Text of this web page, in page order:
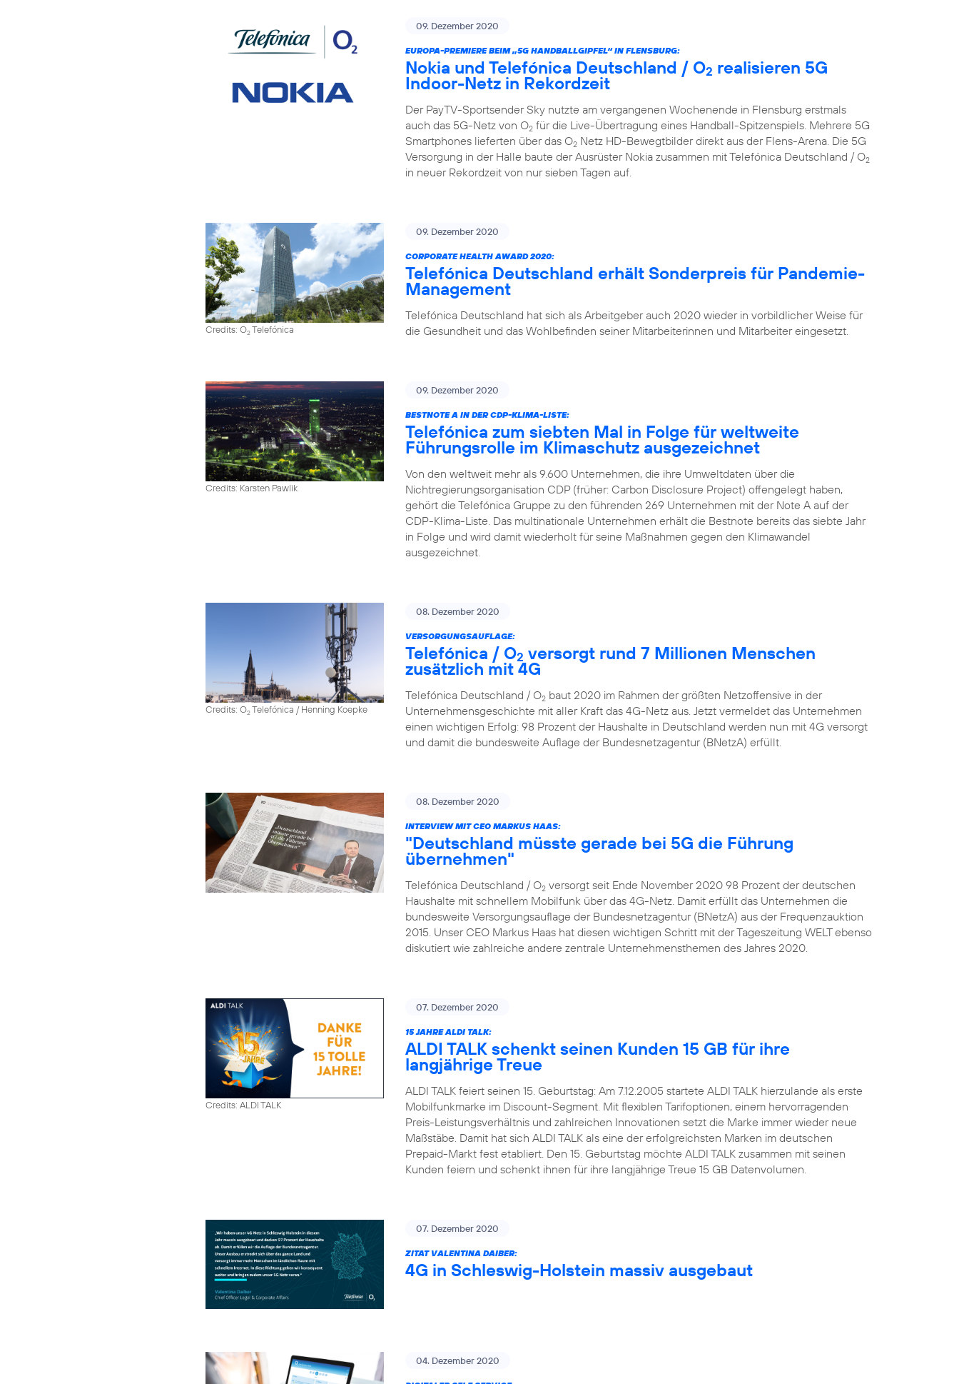
09. Dezember 2020
EUROPA-PREMIERE BEIM „5G HANDBALLGIPFEL“ IN FLENSBURG:
Nokia und Telefónica Deutschland / O2 realisieren 5G
Indoor-Netz in Rekordzeit
Der PayTV-Sportsender Sky nutzte am vergangenen Wochenende in Flensburg erstmals
auch das 5G-Netz von O2 für die Live-Übertragung eines Handball-Spitzenspiels. Mehrere 5G
Smartphones lieferten über das O2 Netz HD-Bewegtbilder direkt aus der Flens-Arena. Die 5G
Versorgung in der Halle baute der Ausrüster Nokia zusammen mit Telefónica Deutschland / O2
in neuer Rekordzeit von nur sieben Tagen auf.
Credits: O2Telefónica
09. Dezember 2020
CORPORATE HEALTH AWARD 2020:
Telefónica Deutschland erhält Sonderpreis für Pandemie-
Management
Telefónica Deutschland hat sich als Arbeitgeber auch 2020 wieder in vorbildlicher Weise für
die Gesundheit und das Wohlbefinden seiner Mitarbeiterinnen und Mitarbeiter eingesetzt.
Credits: Karsten Pawlik
09. Dezember 2020
BESTNOTE A IN DER CDP-KLIMA-LISTE:
Telefónica zum siebten Mal in Folge für weltweite
Führungsrolle im Klimaschutz ausgezeichnet
Von den weltweit mehr als 9.600 Unternehmen, die ihre Umweltdaten über die
Nichtregierungsorganisation CDP (früher: Carbon Disclosure Project) offengelegt haben,
gehört die Telefónica Gruppe zu den führenden 269 Unternehmen mit der Note A auf der
CDP-Klima-Liste. Das multinationale Unternehmen erhält die Bestnote bereits das siebte Jahr
in Folge und wird damit wiederholt für seine Maßnahmen gegen den Klimawandel
ausgezeichnet.
Credits: O2Telefónica / Henning Koepke
08. Dezember 2020
VERSORGUNGSAUFLAGE:
Telefónica / O2 versorgt rund 7 Millionen Menschen
zusätzlich mit 4G
Telefónica Deutschland / O2 baut 2020 im Rahmen der größten Netzoffensive in der
Unternehmensgeschichte mit aller Kraft das 4G-Netz aus. Jetzt vermeldet das Unternehmen
einen wichtigen Erfolg: 98 Prozent der Haushalte in Deutschland werden nun mit 4G versorgt
und damit die bundesweite Auflage der Bundesnetzagentur (BNetzA) erfüllt.
08. Dezember 2020
INTERVIEW MIT CEO MARKUS HAAS:
"Deutschland müsste gerade bei 5G die Führung
übernehmen"
Telefónica Deutschland / O2 versorgt seit Ende November 2020 98 Prozent der deutschen
Haushalte mit schnellem Mobilfunk über das 4G-Netz. Damit erfüllt das Unternehmen die
bundesweite Versorgungsauflage der Bundesnetzagentur (BNetzA) aus der Frequenzauktion
2015. Unser CEO Markus Haas hat diesen wichtigen Schritt mit der Tageszeitung WELT ebenso
diskutiert wie zahlreiche andere zentrale Unternehmensthemen des Jahres 2020.
Credits: ALDI TALK
07. Dezember 2020
15 JAHRE ALDI TALK:
ALDI TALK schenkt seinen Kunden 15 GB für ihre
langjährige Treue
ALDI TALK feiert seinen 15. Geburtstag: Am 7.12.2005 startete ALDI TALK hierzulande als erste
Mobilfunkmarke im Discount-Segment. Mit flexiblen Tarifoptionen, einem hervorragenden
Preis-Leistungsverhältnis und zahlreichen Innovationen setzt die Marke immer wieder neue
Maßstäbe. Damit hat sich ALDI TALK als eine der erfolgreichsten Marken im deutschen
Prepaid-Markt fest etabliert. Den 15. Geburtstag möchte ALDI TALK zusammen mit seinen
Kunden feiern und schenkt ihnen für ihre langjährige Treue 15 GB Datenvolumen.
07. Dezember 2020
ZITAT VALENTINA DAIBER:
4G in Schleswig-Holstein massiv ausgebaut
04. Dezember 2020